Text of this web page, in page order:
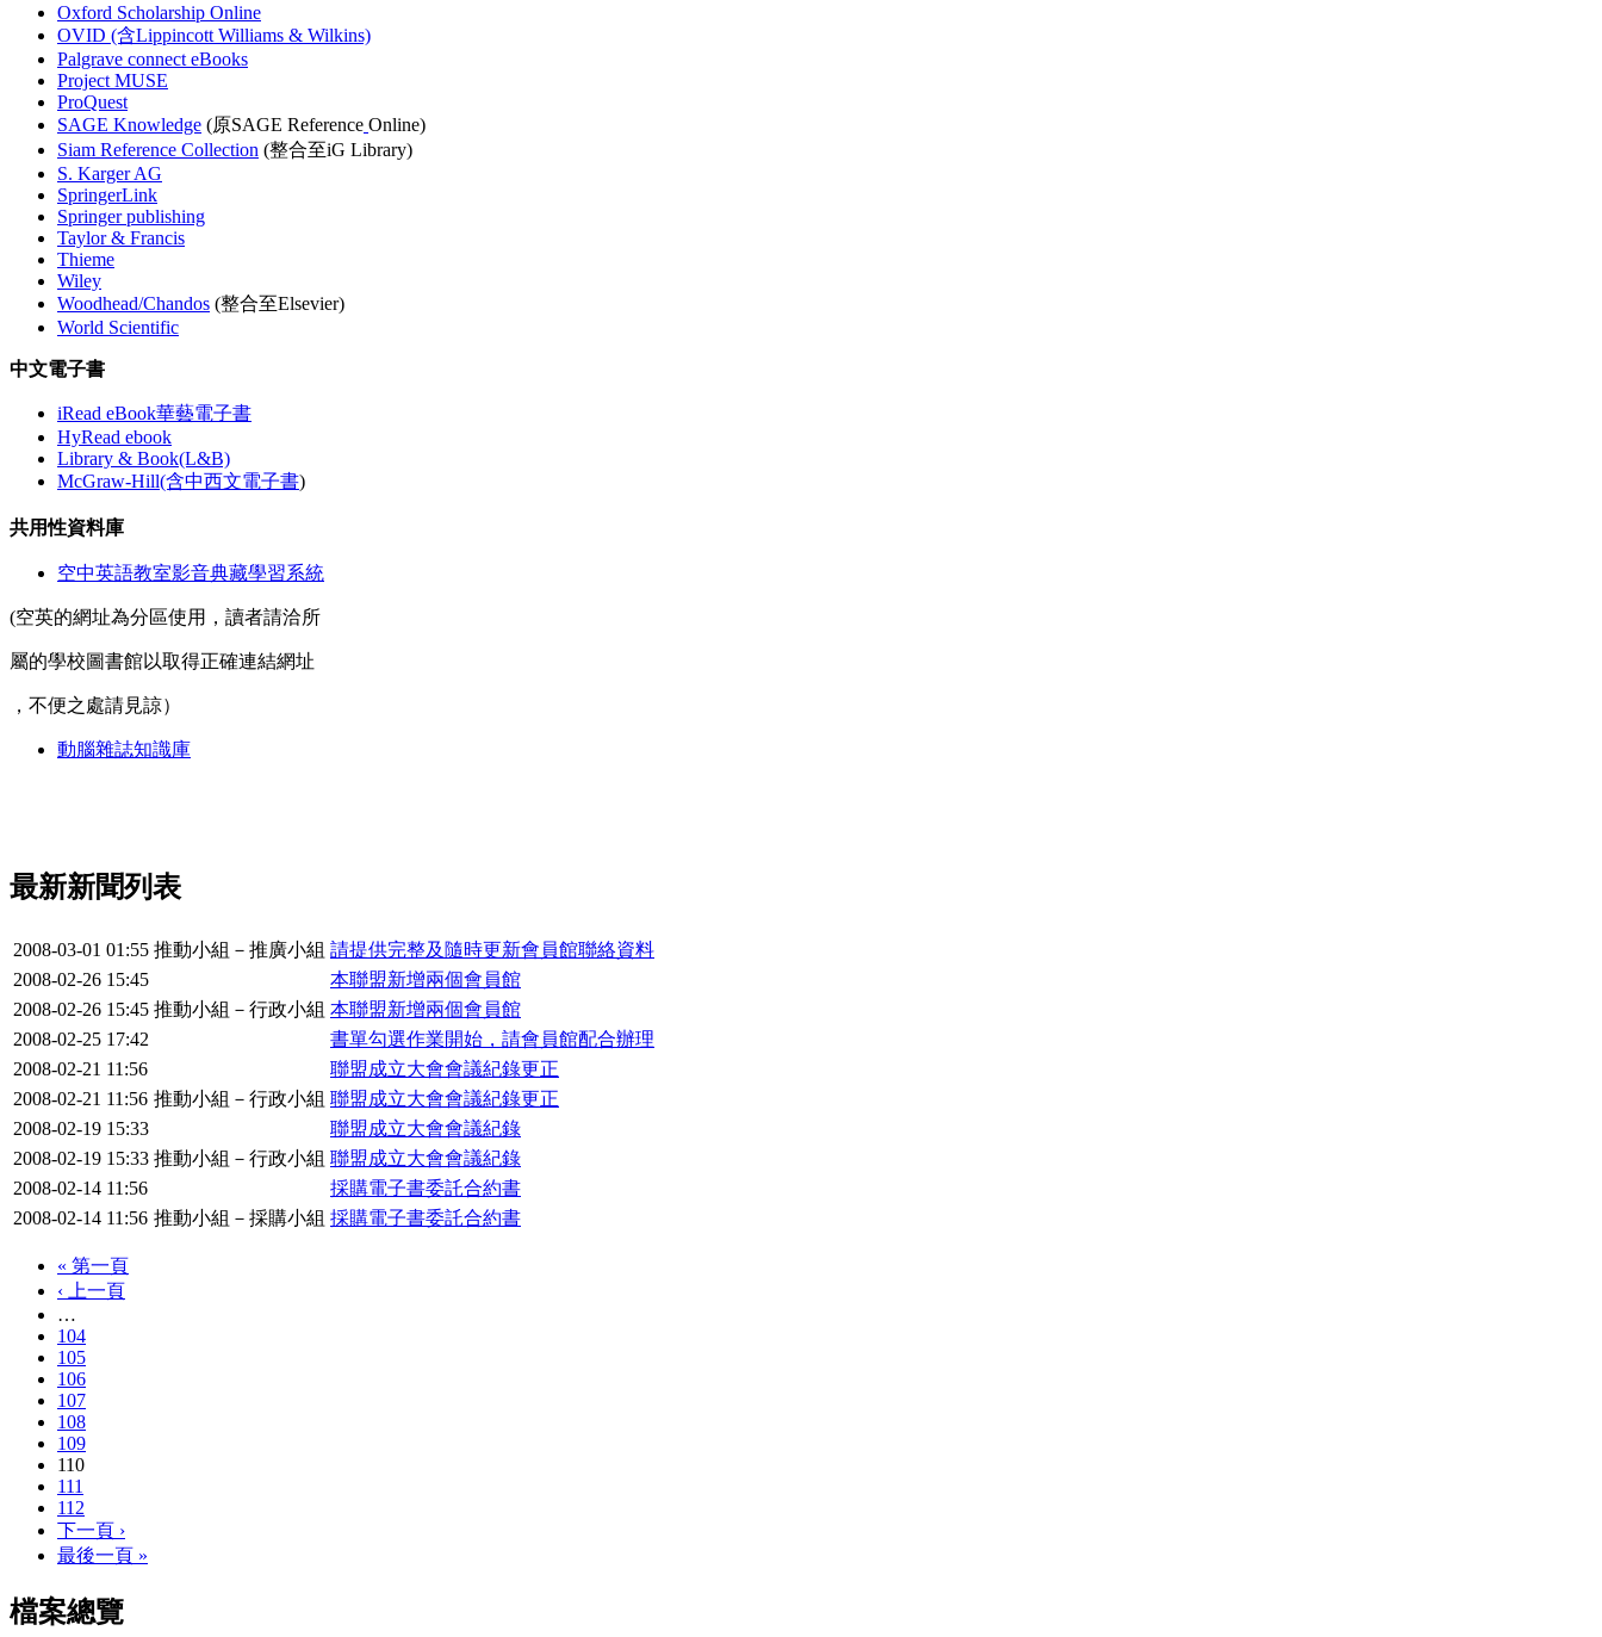
Oxford Scholarship Online
OVID (含Lippincott Williams & Wilkins)
Palgrave connect eBooks
Project MUSE
ProQuest
SAGE Knowledge (原SAGE Reference Online)
Siam Reference Collection (整合至iG Library)
S. Karger AG
SpringerLink
Springer publishing
Taylor & Francis
Thieme
Wiley
Woodhead/Chandos (整合至Elsevier)
World Scientific
中文電子書
iRead eBook華藝電子書
HyRead ebook
Library & Book(L&B)
McGraw-Hill(含中西文電子書)
共用性資料庫
空中英語教室影音典藏學習系統
(空英的網址為分區使用，讀者請洽所
屬的學校圖書館以取得正確連結網址
，不便之處請見諒）
動腦雜誌知識庫
最新新聞列表
2008-03-01 01:55 推動小組－推廣小組 請提供完整及隨時更新會員館聯絡資料
2008-02-26 15:45
本聯盟新增兩個會員館
2008-02-26 15:45 推動小組－行政小組 本聯盟新增兩個會員館
2008-02-25 17:42
書單勾選作業開始，請會員館配合辦理
2008-02-21 11:56
聯盟成立大會會議紀錄更正
2008-02-21 11:56 推動小組－行政小組 聯盟成立大會會議紀錄更正
2008-02-19 15:33
聯盟成立大會會議紀錄
2008-02-19 15:33 推動小組－行政小組 聯盟成立大會會議紀錄
2008-02-14 11:56
採購電子書委託合約書
2008-02-14 11:56 推動小組－採購小組 採購電子書委託合約書
« 第一頁
‹ 上一頁
…
104
105
106
107
108
109
110
111
112
下一頁 ›
最後一頁 »
檔案總覽